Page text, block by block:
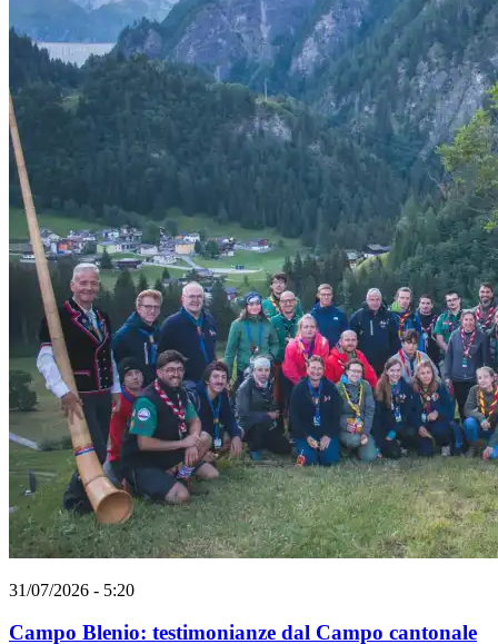
31/07/2026 - 5:20
Campo Blenio: testimonianze dal Campo cantonale